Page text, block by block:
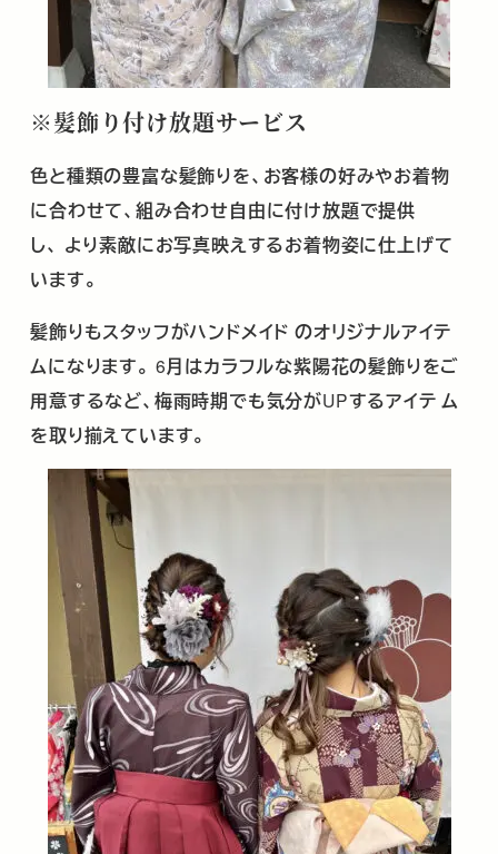
※髪飾り付け放題サービス
色と種類の豊富な髪飾りを、お客様の好みやお着物
に合わせて、組み合わせ自由に付け放題で提供
し、 より素敵にお写真映えするお着物姿に仕上げて
います。
髪飾りもスタッフがハンドメイド のオリジナルアイテ
ムになります。 6月はカラフルな紫陽花の髪飾りをご
用意するなど、梅雨時期でも気分がUPするアイテ ム
を取り揃えています。